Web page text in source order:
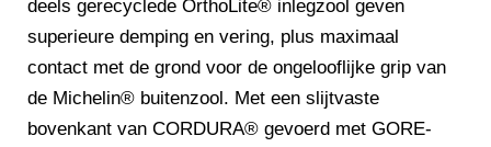
deels gerecyclede OrthoLite® inlegzool geven
superieure demping en vering, plus maximaal
contact met de grond voor de ongelooflijke grip van
de Michelin® buitenzool. Met een slijtvaste
bovenkant van CORDURA® gevoerd met GORE-